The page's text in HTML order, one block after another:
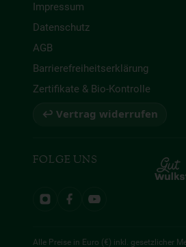
Impressum
Datenschutz
AGB
Barrierefreiheitserklärung
Zertifikate & Bio-Kontrolle
↩ Vertrag widerrufen
FOLGE UNS
Alle Preise in Euro (€) inkl. gesetzlicher